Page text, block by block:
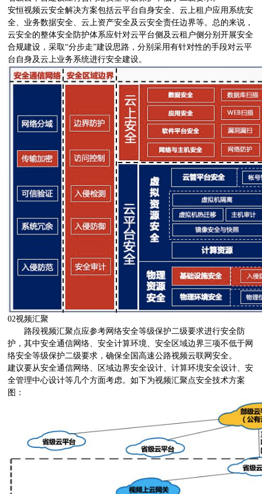
安恒视频云安全解决方案包括云平台自身安全、云上租户应用系统安
全、业务数据安全、云上资产安全及云安全责任边界等。总的来说，
云安全的整体安全防护体系应针对云平台侧及云租户侧分别开展安全
合规建设，采取“分步走”建设思路，分别采用有针对性的手段对云平
台自身及云上业务系统进行安全建设。
02视频汇聚
路段视频汇聚点应参考网络安全等级保护二级要求进行安全防
护，其中安全通信网络、安全计算环境、安全区域边界三项不低于网
络安全等级保护二级要求，确保全国高速公路视频云联网安全。
建议要从安全通信网络、区域边界安全设计、计算环境安全设计、安
全管理中心设计等几个方面考虑。如下为视频汇聚点安全技术方案
图：